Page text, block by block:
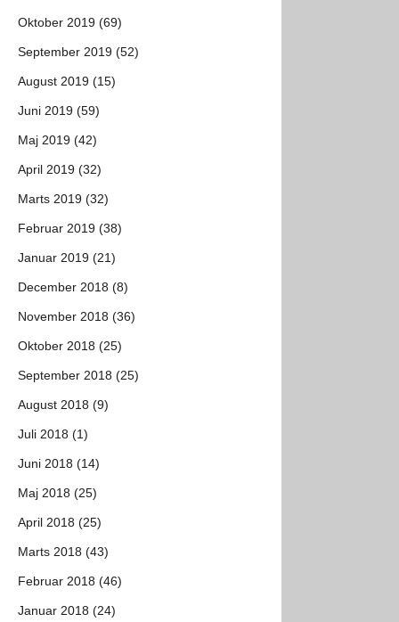
Oktober 2019 (69)
September 2019 (52)
August 2019 (15)
Juni 2019 (59)
Maj 2019 (42)
April 2019 (32)
Marts 2019 (32)
Februar 2019 (38)
Januar 2019 (21)
December 2018 (8)
November 2018 (36)
Oktober 2018 (25)
September 2018 (25)
August 2018 (9)
Juli 2018 (1)
Juni 2018 (14)
Maj 2018 (25)
April 2018 (25)
Marts 2018 (43)
Februar 2018 (46)
Januar 2018 (24)